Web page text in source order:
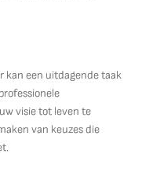
kan een uitdagende taak
visie tot leven te
van keuzes die